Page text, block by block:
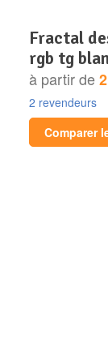
fractal design meshify 3 ambience p
rgb tg
à partir de
2 revendeurs
Comparer